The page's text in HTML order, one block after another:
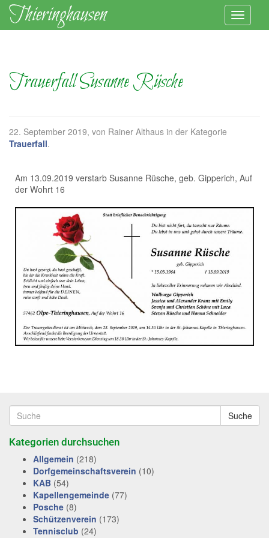
Trauerfall Susanne Rüsche
22. September 2019, von Rainer Althaus in der Kategorie
Trauerfall.
Am 13.09.2019 verstarb Susanne Rüsche, geb. Gipperich, Auf
der Wohrt 16
Suche
Kategorien durchsuchen
Allgemein (218)
Dorfgemeinschaftsverein (10)
KAB (54)
Kapellengemeinde (77)
Posche (8)
Schützenverein (173)
Tennisclub (24)